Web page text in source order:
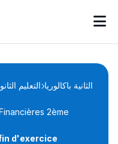
Annonces bourses
التعليم الثانية باكالوريا
2ème
d'exercice